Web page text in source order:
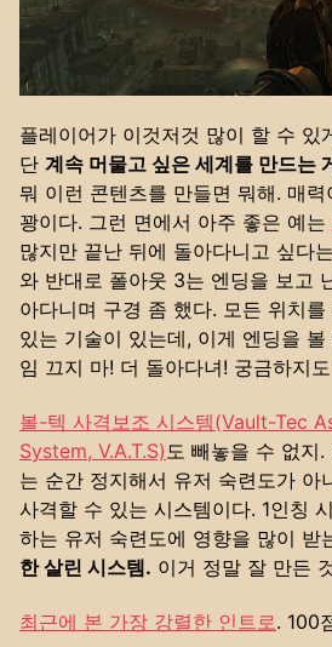
플레이어가 이것저것 많이 할 수 있
단 계속 머물고 싶은 세계를 만드는
뭐 이런 콘텐츠를 만들면 뭐해. 매
꽝이다. 그런 면에서 아주 좋은 예는
많지만 끝난 뒤에 돌아다니고 싶다
와 반대로 폴아웃 3는 엔딩을 보고
아다니며 구경 좀 했다. 모든 위치
있는 기술이 있는데, 이게 엔딩을
임 끄지 마! 더 돌아다녀! 궁금하지
볼-텍 사격보조 시스템(Vault-Tec
System, V.A.T.S)도 빼놓을 수 없지
는 순간 정지해서 유저 숙련도가 아
사격할 수 있는 시스템이다. 1인칭
하는 유저 숙련도에 영향을 많이 받
한 살린 시스템. 이거 정말 잘 만든
최근에 본 가장 강렬한 인트로. 100